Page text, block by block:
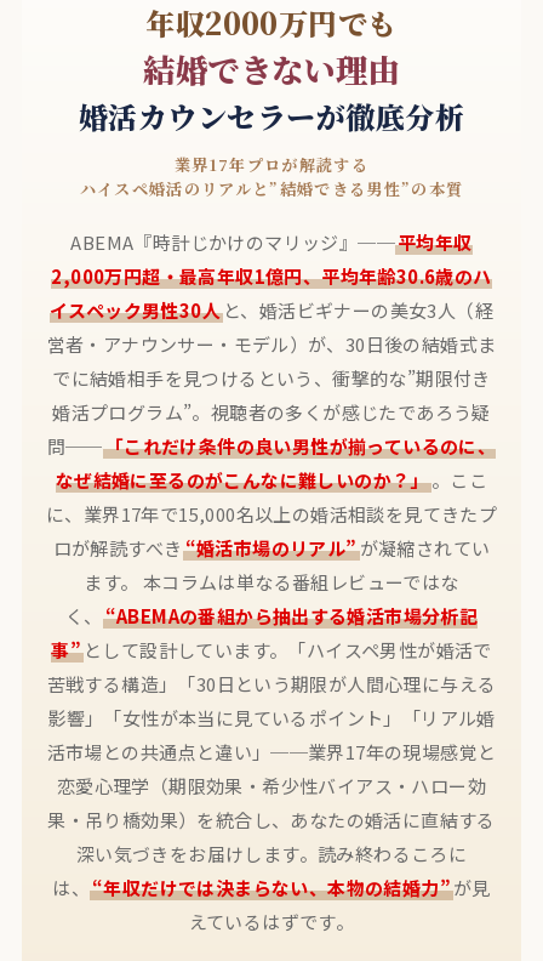
年収2000万円でも
結婚できない理由
婚活カウンセラーが徹底分析
業界17年プロが解読する
ハイスペ婚活のリアルと”結婚できる男性”の本質
ABEMA『時計じかけのマリッジ』──平均年収
2,000万円超・最高年収1億円、平均年齢30.6歳のハ
イスペック男性30人 と、婚活ビギナーの美女3人（経
営者・アナウンサー・モデル）が、30日後の結婚式ま
でに結婚相手を見つけるという、衝撃的な”期限付き
婚活プログラム”。視聴者の多くが感じたであろう疑
問──「これだけ条件の良い男性が揃っているのに、
なぜ結婚に至るのがこんなに難しいのか？」。ここ
に、業界17年で15,000名以上の婚活相談を見てきたプ
ロが解読すべき “婚活市場のリアル”が凝縮されてい
ます。 本コラムは単なる番組レビューではな
く、 “ABEMAの番組から抽出する婚活市場分析記
事” として設計しています。「ハイスペ男性が婚活で
苦戦する構造」「30日という期限が人間心理に与える
影響」「女性が本当に見ているポイント」「リアル婚
活市場との共通点と違い」──業界17年の現場感覚と
恋愛心理学（期限効果・希少性バイアス・ハロー効
果・吊り橋効果）を統合し、あなたの婚活に直結する
深い気づきをお届けします。読み終わるころに
は、 “年収だけでは決まらない、本物の結婚力”が見
えているはずです。